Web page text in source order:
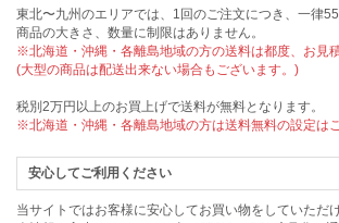
東北〜九州のエリアでは、1回のご注文につき、一律
商品の大きさ、数量に制限はありません。
※北海道・沖縄・各離島地域の方の送料は都度、お見
(大型の商品は配送出来ない場合もございます。)
税別2万円以上のお買上げで送料が無料となります。
※北海道・沖縄・各離島地域の方は送料無料の設定は
安心してご利用ください
当サイトではお客様に安心してお買い物をしていただ